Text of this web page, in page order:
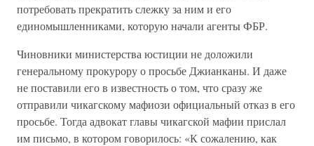
потребовать прекратить слежку за ним и его
единомышленниками, которую начали агенты ФБР.
Чиновники министерства юстиции не доложили
генеральному прокурору о просьбе Джианканы. И даже
не поставили его в известность о том, что сразу же
отправили чикагскому мафиози официальный отказ в его
просьбе. Тогда адвокат главы чикагской мафии прислал
им письмо, в котором говорилось: «К сожалению, как